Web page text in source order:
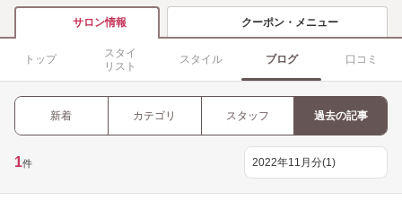
サロン情報 クーポン・メニュー
トップ
スタイ
リスト
スタイル ブログ 口コミ
新着 カテゴリ スタッフ 過去の記事
1件